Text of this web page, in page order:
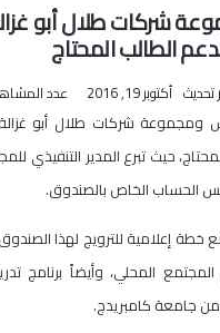
شركات طلال أبو
الطالب المحتاج
تحديث أكتوبر 19, 2016 عدد
شركات طلال أبو غزالة،
حيث تبرع المدير التنفيذي
الحساب الخاص بالصندوق.
إعلامية للترويج لهذا
المحلي، وأيضاً برنامج
جامعة كامبريدج.